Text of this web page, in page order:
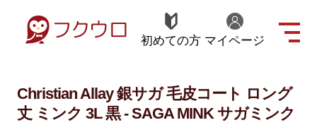
初めての方 マイページ
Christian Allay 銀サガ 毛皮コート ロング
丈 ミンク 3L 黒 - SAGA MINK サガミンク